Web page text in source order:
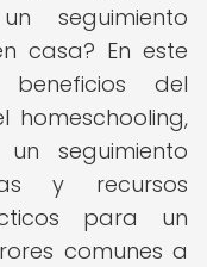
seguimiento
casa? En este
del
homeschooling,
seguimiento
y recursos
para un
comunes a